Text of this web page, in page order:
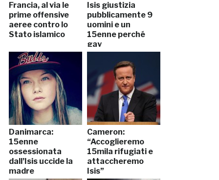
Francia, al via le
prime offensive
aeree contro lo
Stato islamico
Isis giustizia
pubblicamente 9
uomini e un
15enne perché
gay
Danimarca:
15enne
ossessionata
dall’Isis uccide la
madre
Cameron:
“Accoglieremo
15mila rifugiati e
attaccheremo
Isis”